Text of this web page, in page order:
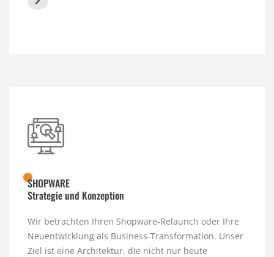
SHOPWARE
Strategie und Konzeption
Wir betrachten Ihren Shopware-Relaunch oder Ihre
Neuentwicklung als Business-Transformation. Unser
Ziel ist eine Architektur, die nicht nur heute